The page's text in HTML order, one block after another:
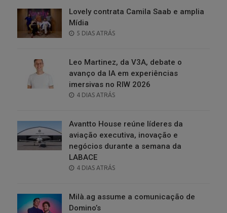
Lovely contrata Camila Saab e amplia
Mídia
POSTED
5 DIAS ATRÁS
Leo Martinez, da V3A, debate o
avanço da IA em experiências
imersivas no RIW 2026
POSTED
4 DIAS ATRÁS
Avantto House reúne líderes da
aviação executiva, inovação e
negócios durante a semana da
LABACE
POSTED
4 DIAS ATRÁS
Milà.ag assume a comunicação de
Domino’s